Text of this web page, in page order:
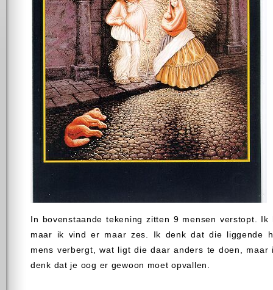
In bovenstaande tekening zitten 9 mensen verstopt. Ik
maar ik vind er maar zes. Ik denk dat die liggende
mens verbergt, wat ligt die daar anders te doen,
denk dat je oog er gewoon moet opvallen.